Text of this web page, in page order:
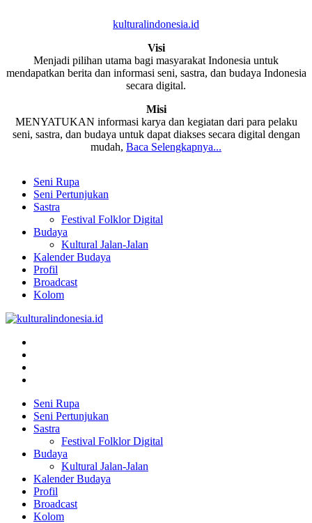
kulturalindonesia.id
Visi
Menjadi pilihan utama bagi masyarakat Indonesia untuk
mendapatkan berita dan informasi seni, sastra, dan budaya Indonesia
secara digital.
Misi
MENYATUKAN informasi karya dan kegiatan dari para pelaku
seni, sastra, dan budaya untuk dapat diakses secara digital dengan
mudah, Baca Selengkapnya...
Seni Rupa
Seni Pertunjukan
Sastra
Festival Folklor Digital
Budaya
Kultural Jalan-Jalan
Kalender Budaya
Profil
Broadcast
Kolom
Seni Rupa
Seni Pertunjukan
Sastra
Festival Folklor Digital
Budaya
Kultural Jalan-Jalan
Kalender Budaya
Profil
Broadcast
Kolom